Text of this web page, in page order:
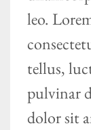
leo.
tellus,
pulvinar
dolor sit